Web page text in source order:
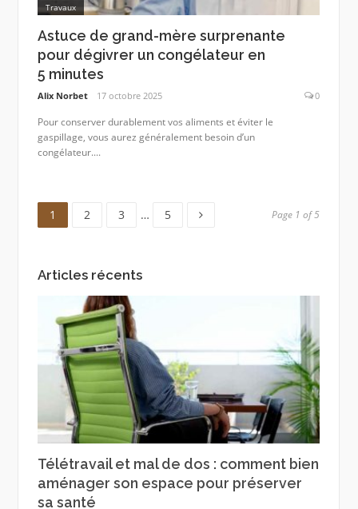
Travaux
Astuce de grand-mère surprenante
pour dégivrer un congélateur en
5 minutes
Alix Norbet 17 octobre 2025 0
Pour conserver durablement vos aliments et éviter le
gaspillage, vous aurez généralement besoin d’un
congélateur....
Page
1 Page
2 Page
3 … Page
5 Page 1 of 5
Articles récents
Télétravail et mal de dos : comment bien
aménager son espace pour préserver
sa santé